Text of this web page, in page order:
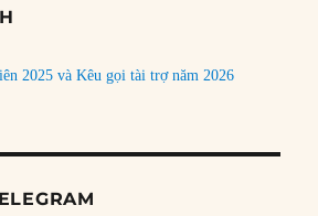
2025 và Kêu gọi tài trợ năm 2026